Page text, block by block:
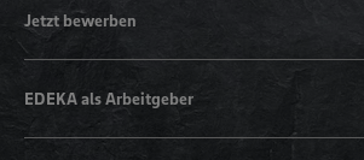
Jetzt bewerben
EDEKA als Arbeitgeber